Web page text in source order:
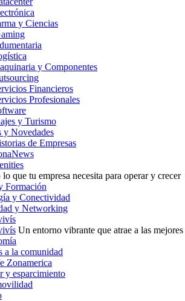
y Ciencias
y Componentes
Financieros
Profesionales
y Turismo
y Novedades
de Empresas
lo que tu empresa necesita para operar y crecer
Formación
y Conectividad
y Networking
Un entorno vibrante que atrae a las
a la comunidad
Zonamerica
y esparcimiento